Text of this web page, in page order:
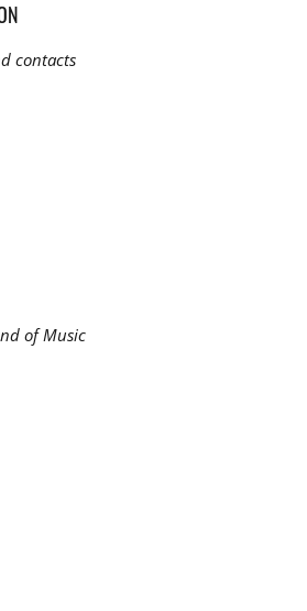
contacts
of Music